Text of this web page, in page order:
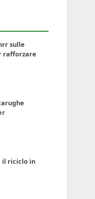
sulle
rafforzare
il riciclo in